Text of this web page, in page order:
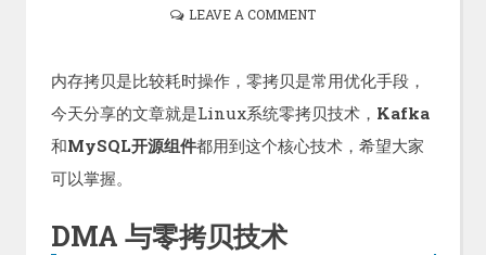
LEAVE A COMMENT
内存拷贝是比较耗时操作，零拷贝是常用优化手段，
今天分享的文章就是Linux系统零拷贝技术， Kafka
和MySQL开源组件都用到这个核心技术，希望大家
可以掌握。
DMA 与零拷贝技术